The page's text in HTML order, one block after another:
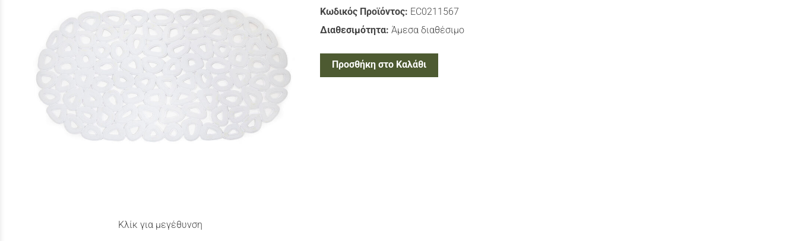
Κλίκ για μεγέθυνση
Κωδικός Προϊόντος: EC0211567
Διαθεσιμότητα: Άμεσα διαθέσιμο
Προσθήκη στο Καλάθι